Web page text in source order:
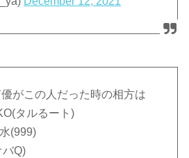
がこの人だった時の相方は
タルるート)
(999)
Q)